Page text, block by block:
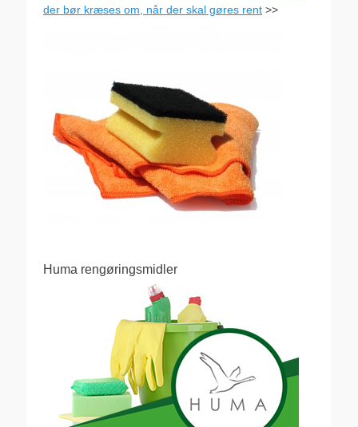
der bør kræses om, når der skal gøres rent >>
Huma rengøringsmidler